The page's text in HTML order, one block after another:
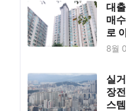
대
매
로
8월
실
장
스